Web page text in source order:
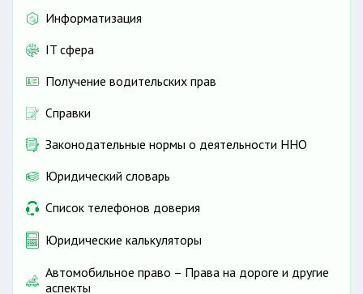
Информатизация
IT сфера
Получение водительских прав
Справки
Законодательные нормы о деятельности ННО
Юридический словарь
Список телефонов доверия
Юридические калькуляторы
Автомобильное право – Права на дороге и другие
аспекты